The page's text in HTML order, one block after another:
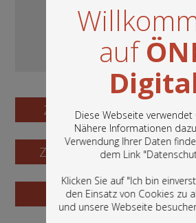
auf
Diese Webseite verwendet
Nähere Informationen
Verwendung Ihrer Daten
dem Link "
Klicken Sie auf "Ich bin
den Einsatz von Cookies zu
und unsere Webseite
In diesem Portal finden Sie
Bestände der
Nationalbibliothek: Bücher,
Grafiken und vieles
Zum Digitalisat
Zum Katalogisat
Zur Vorschau